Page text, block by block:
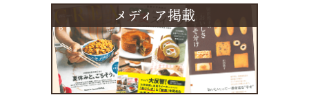
メディア掲載